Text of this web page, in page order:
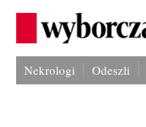
Nekrologi Odeszli